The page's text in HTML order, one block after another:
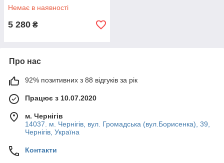
Немає в наявності
5 280 ₴
Про нас
92% позитивних з 88 відгуків за рік
Працює з 10.07.2020
м. Чернігів
14037. м. Чернігів, вул. Громадська (вул.Борисенка), 39,
Чернігів, Україна
Контакти